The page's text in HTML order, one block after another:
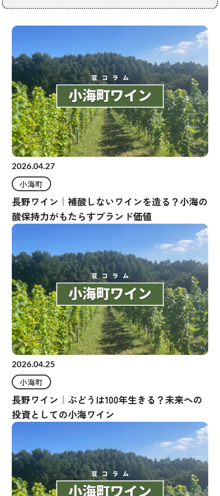
2026.04.27
小海町
長野ワイン｜補酸しないワインを造る？小海の
酸保持力がもたらすブランド価値
2026.04.25
小海町
長野ワイン｜ぶどうは100年生きる？未来への
投資としての小海ワイン